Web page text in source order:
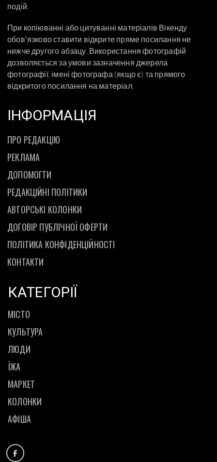
подій.
При копіюванні або цитуванні матеріалів Вікенду
обовʼязково ставити відкрите пряме посилання не
нижче другого абзацу. Використання фотографій
дозволяється за умови зазначення джерела
фотографії, імені фотографа (якщо є) та прямого
відкритого посилання на матеріал.
ІНФОРМАЦІЯ
ПРО РЕДАКЦІЮ
РЕКЛАМА
ДОПОМОГТИ
РЕДАКЦІЙНІ ПОЛІТИКИ
АВТОРСЬКІ КОЛОНКИ
ДОГОВІР ПУБЛІЧНОЇ ОФЕРТИ
ПОЛІТИКА КОНФІДЕНЦІЙНОСТІ
КОНТАКТИ
КАТЕГОРІЇ
МІСТО
КУЛЬТУРА
ЛЮДИ
ЇЖА
МАРКЕТ
КОЛОНКИ
АФІША